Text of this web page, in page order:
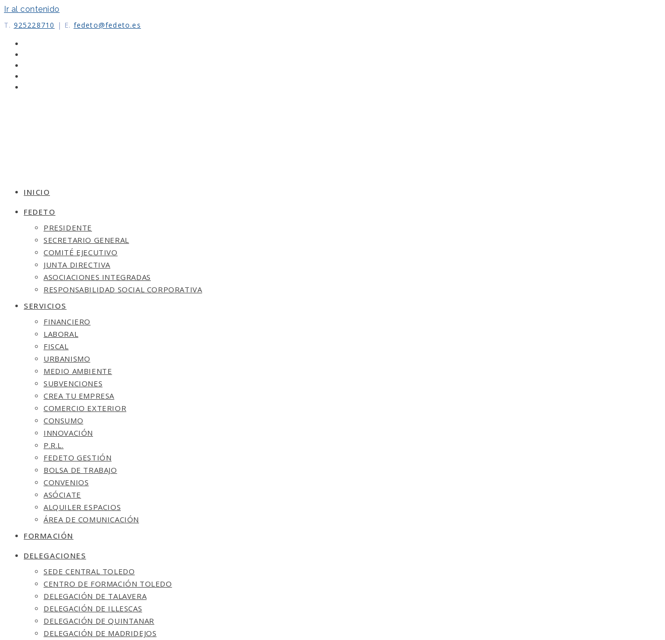
Ir al contenido
T. 925228710 | E. fedeto@fedeto.es
INICIO
FEDETO
PRESIDENTE
SECRETARIO GENERAL
COMITÉ EJECUTIVO
JUNTA DIRECTIVA
ASOCIACIONES INTEGRADAS
RESPONSABILIDAD SOCIAL CORPORATIVA
SERVICIOS
FINANCIERO
LABORAL
FISCAL
URBANISMO
MEDIO AMBIENTE
SUBVENCIONES
CREA TU EMPRESA
COMERCIO EXTERIOR
CONSUMO
INNOVACIÓN
P.R.L.
FEDETO GESTIÓN
BOLSA DE TRABAJO
CONVENIOS
ASÓCIATE
ALQUILER ESPACIOS
ÁREA DE COMUNICACIÓN
FORMACIÓN
DELEGACIONES
SEDE CENTRAL TOLEDO
CENTRO DE FORMACIÓN TOLEDO
DELEGACIÓN DE TALAVERA
DELEGACIÓN DE ILLESCAS
DELEGACIÓN DE QUINTANAR
DELEGACIÓN DE MADRIDEJOS